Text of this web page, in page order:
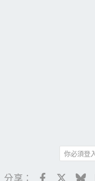
你必須登
分享： Facebook